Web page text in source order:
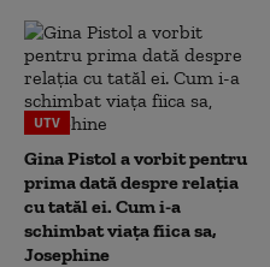
UTV
Gina Pistol a vorbit pentru
prima dată despre relația
cu tatăl ei. Cum i-a
schimbat viața fiica sa,
Josephine